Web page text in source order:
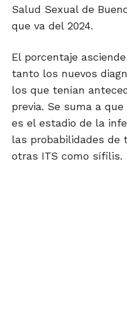
Salud Sexual de
que va del 2024.
El porcentaje
tanto los nuevos
los que tenían
previa. Se suma a
es el estadio de la
las probabilidades de
otras ITS como sífilis.